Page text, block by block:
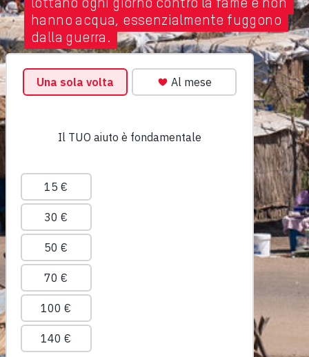
lottano ogni giorno contro la fame e non
hanno acqua, essenzialmente fuggono
dalla guerra.